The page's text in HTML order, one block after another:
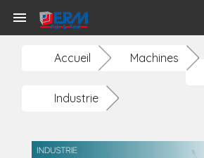

Accueil
Machines
Industrie